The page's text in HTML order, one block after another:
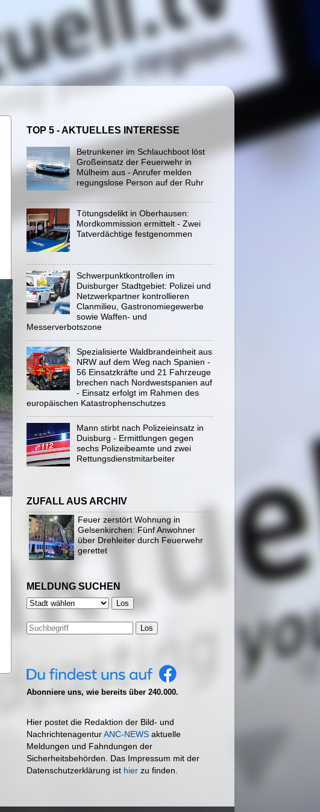
TOP 5 - AKTUELLES INTERESSE
Betrunkener im Schlauchboot löst
Großeinsatz der Feuerwehr in
Mülheim aus - Anrufer melden
regungslose Person auf der Ruhr
Tötungsdelikt in Oberhausen:
Mordkommission ermittelt - Zwei
Tatverdächtige festgenommen
Schwerpunktkontrollen im
Duisburger Stadtgebiet: Polizei und
Netzwerkpartner kontrollieren
Clanmilieu, Gastronomiegewerbe
sowie Waffen- und
Messerverbotszone
Spezialisierte Waldbrandeinheit aus
NRW auf dem Weg nach Spanien -
56 Einsatzkräfte und 21 Fahrzeuge
brechen nach Nordwestspanien auf
- Einsatz erfolgt im Rahmen des
europäischen Katastrophenschutzes
Mann stirbt nach Polizeieinsatz in
Duisburg - Ermittlungen gegen
sechs Polizeibeamte und zwei
Rettungsdienstmitarbeiter
ZUFALL AUS ARCHIV
Feuer zerstört Wohnung in
Gelsenkirchen: Fünf Anwohner
über Drehleiter durch Feuerwehr
gerettet
MELDUNG SUCHEN
Los
Abonniere uns, wie bereits über 240.000.
Hier postet die Redaktion der Bild- und
NachrichtenagenturANC-NEWS aktuelle
Meldungen und Fahndungen der
Sicherheitsbehörden. Das Impressum mit der
Datenschutzerklärung ist hier zu finden.